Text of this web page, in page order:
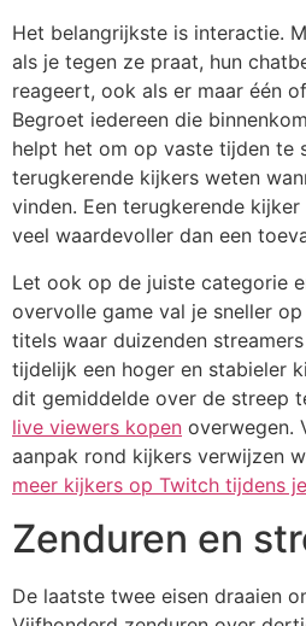
Het belangrijkste is interactie.
als je tegen ze praat, hun
reageert, ook als er maar één
Begroet iedereen die
helpt het om op vaste tijden te
terugkerende kijkers weten
vinden. Een terugkerende
veel waardevoller dan een
Let ook op de juiste categorie
overvolle game val je sneller
titels waar duizenden
tijdelijk een hoger en stabieler
dit gemiddelde over de streep
live viewers kopen overwegen.
aanpak rond kijkers verwijzen
meer kijkers op Twitch tijdens
Zenduren en
De laatste twee eisen draaien